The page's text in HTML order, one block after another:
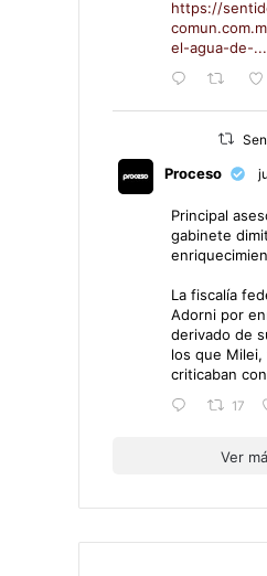
https://
el-agua-de-...
Proceso
Principal
gabinete
La fiscalía
Adorni por
derivado de
los que
criticaban
17
Ver